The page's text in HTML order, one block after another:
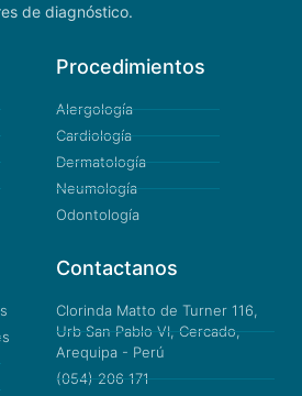
de diagnóstico.
Procedimientos
Alergología
Cardiología
Dermatología
Neumología
Odontología
Contactanos
Clorinda Matto de Turner 116,
Urb San Pablo VI, Cercado,
Arequipa - Perú
(054) 206 171